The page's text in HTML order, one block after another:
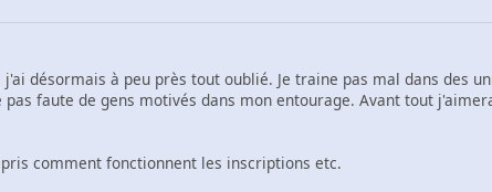
désormais à peu près tout oublié. Je traine pas mal dans des
faute de gens motivés dans mon entourage. Avant tout
comment fonctionnent les inscriptions etc.